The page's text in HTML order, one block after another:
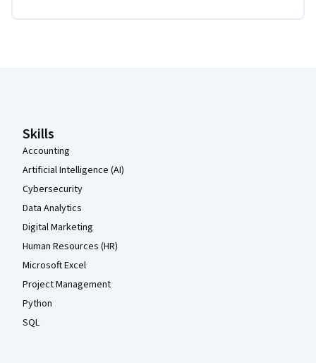
Skills
Accounting
Artificial Intelligence (AI)
Cybersecurity
Data Analytics
Digital Marketing
Human Resources (HR)
Microsoft Excel
Project Management
Python
SQL